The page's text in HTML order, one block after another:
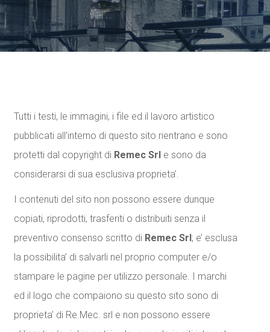
Tutti i testi, le immagini, i file ed il lavoro artistico
pubblicati all’interno di questo sito rientrano e sono
protetti dal copyright di Remec Srle sono da
considerarsi di sua esclusiva proprieta’.
I contenuti del sito non possono essere dunque
copiati, riprodotti, trasferiti o distribuiti senza il
preventivo consenso scritto di Remec Srl; e’ esclusa
la possibilita’ di salvarli nel proprio computer e/o
stampare le pagine per utilizzo personale. I marchi
ed il logo che compaiono su questo sito sono di
proprieta’ di Re.Mec. srl e non possono essere